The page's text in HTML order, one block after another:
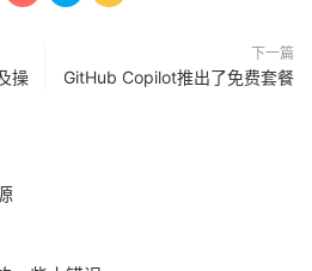
操
下一篇
GitHub Copilot推出了免费套餐